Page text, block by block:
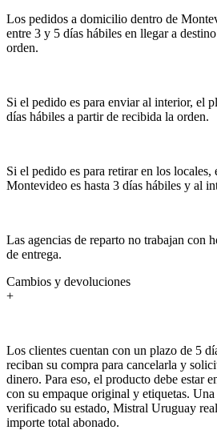
Los pedidos a domicilio dentro de
entre 3 y 5 días hábiles en llegar a
orden.
Si el pedido es para enviar al interior, el
días hábiles a partir de recibida la orden.
Si el pedido es para retirar en los locales,
Montevideo es hasta 3 días hábiles y al
Las agencias de reparto no trabajan con
de entrega.
Cambios y devoluciones
+
Los clientes cuentan con un plazo de 5
reciban su compra para cancelarla y
dinero. Para eso, el producto debe estar
con su empaque original y etiquetas.
verificado su estado, Mistral Uruguay
importe total abonado.